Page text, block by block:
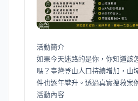
活動簡介
如果今天迷路的是你，你知道該
嗎？臺灣登山人口持續增加，山
件也逐年攀升。透過真實搜救案
活動內容